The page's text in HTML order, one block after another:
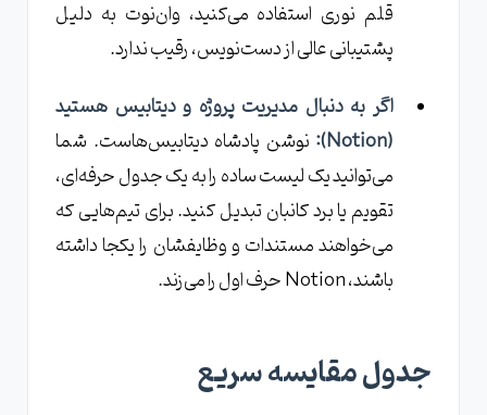
قلم نوری استفاده می‌کنید، وان‌نوت به دلیل
پشتیبانی عالی از دست‌نویس، رقیب ندارد.
اگر به دنبال مدیریت پروژه و دیتابیس هستید
(Notion):
نوشن پادشاه دیتابیس‌هاست. شما
می‌توانید یک لیست ساده را به یک جدول حرفه‌ای،
تقویم یا برد کانبان تبدیل کنید. برای تیم‌هایی که
می‌خواهند مستندات و وظایفشان را یکجا داشته
باشند، Notion حرف اول را می‌زند.
جدول مقایسه سریع